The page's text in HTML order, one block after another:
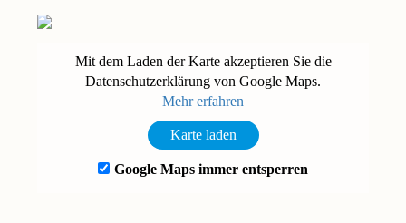
Mit dem Laden der Karte akzeptieren Sie die
Datenschutzerklärung von Google Maps.
Mehr erfahren
Karte laden
Google Maps immer entsperren